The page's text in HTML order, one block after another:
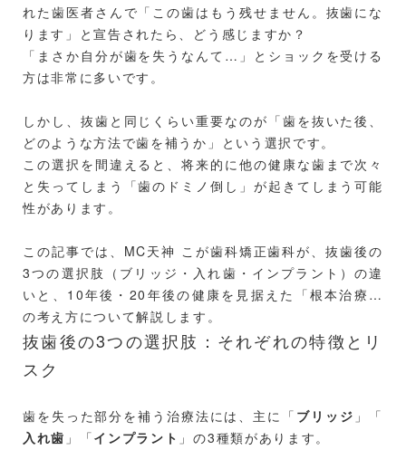
れた歯医者さんで「この歯はもう残せません。抜歯にな
ります」と宣告されたら、どう感じますか？
「まさか自分が歯を失うなんて…」とショックを受ける
方は非常に多いです。
しかし、抜歯と同じくらい重要なのが「歯を抜いた後、
どのような方法で歯を補うか」という選択です。
この選択を間違えると、将来的に他の健康な歯まで次々
と失ってしまう「歯のドミノ倒し」が起きてしまう可能
性があります。
この記事では、MC天神 こが歯科矯正歯科が、抜歯後の
3つの選択肢（ブリッジ・入れ歯・インプラント）の違
いと、10年後・20年後の健康を見据えた「根本治療」
の考え方について解説します。
抜歯後の3つの選択肢：それぞれの特徴とリ
スク
歯を失った部分を補う治療法には、主に「 ブリッジ 」「
入れ歯 」「インプラント 」の3種類があります。